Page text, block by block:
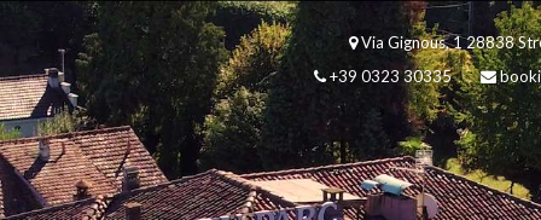
Via Gignous, 1 28838
+39 0323 30335
ARRIVO 07/08/2026